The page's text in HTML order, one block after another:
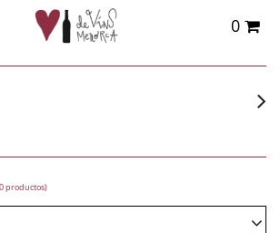
0
productos)